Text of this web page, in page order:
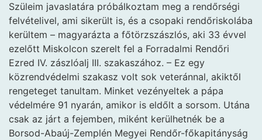
Szüleim javaslatára próbálkoztam meg a rendőrségi
felvételivel, ami sikerült is, és a csopaki rendőriskolába
kerültem – magyarázta a főtörzszászlós, aki 33 évvel
ezelőtt Miskolcon szerelt fel a Forradalmi Rendőri
Ezred IV. zászlóalj III. szakaszához. – Ez egy
közrendvédelmi szakasz volt sok veteránnal, akiktől
rengeteget tanultam. Minket vezényeltek a pápa
védelmére 91 nyarán, amikor is eldőlt a sorsom. Utána
csak az járt a fejemben, miként kerülhetnék be a
Borsod-Abaúj-Zemplén Megyei Rendőr-főkapitányság